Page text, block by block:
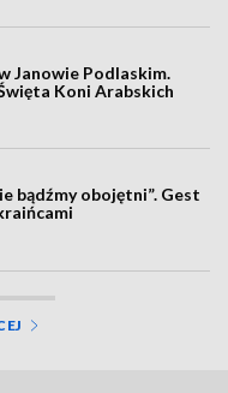
Janowie Podlaskim.
Koni Arabskich
bądźmy obojętni”. Gest